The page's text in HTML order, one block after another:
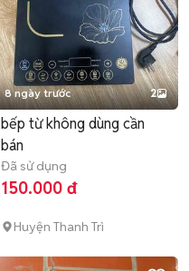
8 ngày trước 2
bếp từ không dùng cần
bán
Đã sử dụng
150.000 đ
Huyện Thanh Trì